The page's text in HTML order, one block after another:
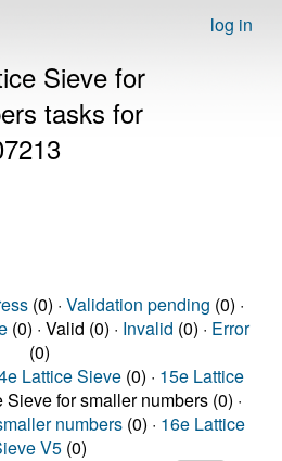
log in
Sieve for
tasks for
(0) · Validation pending (0) ·
(0) · Valid (0) · Invalid (0) · Error
(0)
Lattice Sieve (0) · 15e Lattice
Sieve for smaller numbers (0) ·
numbers (0) · 16e Lattice
V5 (0)